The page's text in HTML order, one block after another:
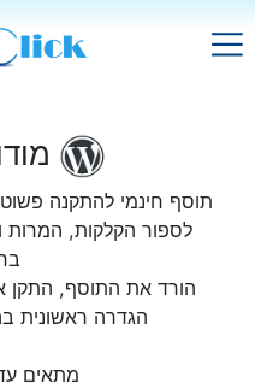
תוסף חינמי להתקנה
לספור הקלקות, המרות
הורד את התוסף, התקן
הגדרה ראשונית
מתאים עד